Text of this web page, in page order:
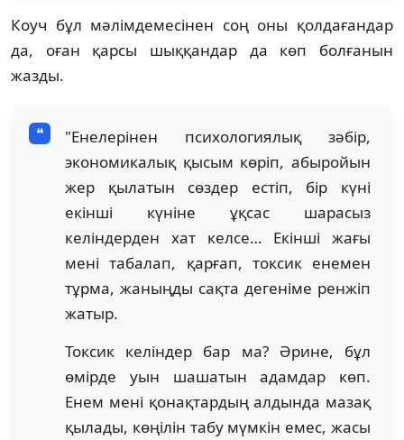
Коуч бұл мәлімдемесінен соң оны қолдағандар
да, оған қарсы шыққандар да көп болғанын
жазды.
"Енелерінен психологиялық зәбір,
экономикалық қысым көріп, абыройын
жер қылатын сөздер естіп, бір күні
екінші күніне ұқсас шарасыз
келіндерден хат келсе… Екінші жағы
мені табалап, қарғап, токсик енемен
тұрма, жаныңды сақта дегеніме ренжіп
жатыр.
Токсик келіндер бар ма? Әрине, бұл
өмірде уын шашатын адамдар көп.
Енем мені қонақтардың алдында мазақ
қылады, көңілін табу мүмкін емес, жасы